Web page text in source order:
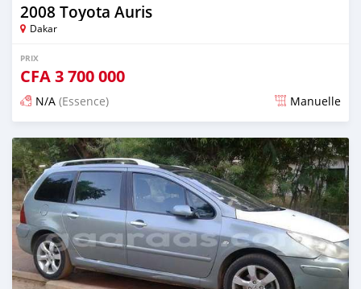
2008 Toyota Auris
Dakar
PRIX
CFA3 700 000
N/A (Essence) Manuelle
Publié il y a plus de 4 ans